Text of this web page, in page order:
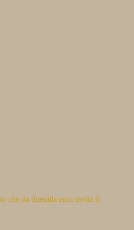
che da duemila anni invita il